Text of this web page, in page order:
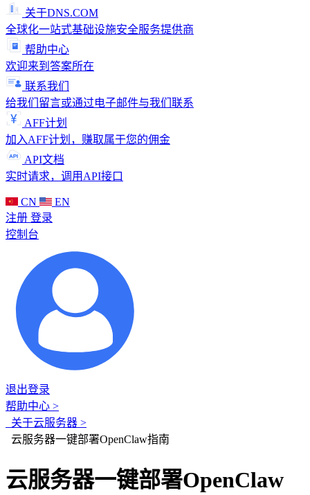
关于DNS.COM
全球化一站式基础设施安全服务提供商
帮助中心
欢迎来到答案所在
联系我们
给我们留言或通过电子邮件与我们联系
AFF计划
加入AFF计划，赚取属于您的佣金
API文档
实时请求，调用API接口
CN
EN
注册 登录
控制台
退出登录
帮助中心 >
关于云服务器 >
云服务器一键部署OpenClaw指南
云服务器一键部署OpenClaw